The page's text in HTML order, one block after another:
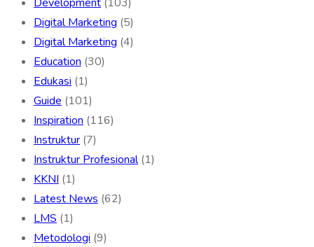
Digital Marketing (5)
Digital Marketing (4)
Education (30)
Edukasi (1)
Guide (101)
Inspiration (116)
Instruktur (7)
Instruktur Profesional(1)
KKNI (1)
Latest News (62)
LMS (1)
Metodologi (9)